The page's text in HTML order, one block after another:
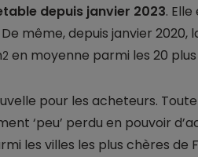
depuis janvier 2023.
De même, depuis janvier 2020,
2 en moyenne parmi les 20
pour les acheteurs.
‘peu’ perdu en pouvoir
les villes les plus chères de